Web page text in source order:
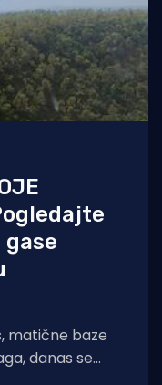
matične baze
danas se